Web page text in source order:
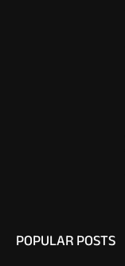
POPULAR POSTS